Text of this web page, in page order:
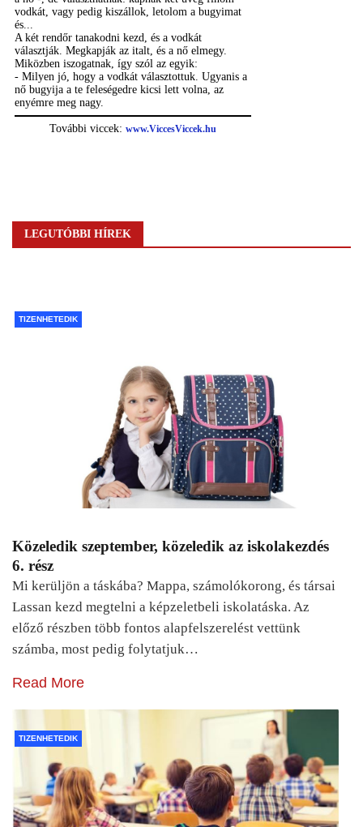
LEGUTÓBBI HÍREK
TIZENHETEDIK
Közeledik szeptember, közeledik az iskolakezdés
6. rész
Mi kerüljön a táskába? Mappa, számolókorong, és társai
Lassan kezd megtelni a képzeletbeli iskolatáska. Az
előző részben több fontos alapfelszerelést vettünk
számba, most pedig folytatjuk…
Read More
TIZENHETEDIK